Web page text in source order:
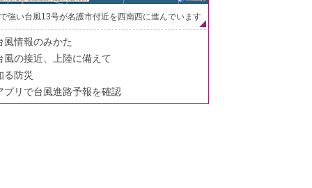
強い台風13号が名護市付近を西南西に進んでいます
風情報のみかた
風の接近、上陸に備えて
る防災
プリで台風進路予報を確認